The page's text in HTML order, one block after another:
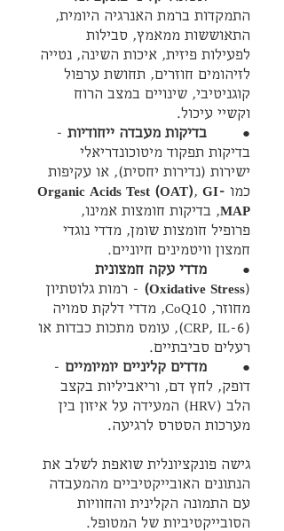
התמקדות ברמת האנרגיה היומית,
התאוששות ממאמץ, סבילות
לפעילות פיזית, איכות השינה, נטייה
לזיהומים חוזרים, תחושת ערפול
קוגניטיבי, שינויים במצב הרוח
וקשיי עיכול.
● בדיקות מעבדה ייחודיות -
בדיקות תפקוד מיטוכונדריאלי
ישירות (נדירות יחסית), או עקיפות
כמו
Organic Acids Test (OAT), GI-
MAP, בדיקות חומצות אמינו,
פרופיל חומצות שומן, מדדי נוגדי
חמצון וויטמינים חיוניים.
● מדדי עקה חמצונית
(
Oxidative Stress)
- רמות גלוטתיון
מחוזר, CoQ10, מדדי דלקת סמויה
(CRP, IL-6), עומס מתכות כבדות או
רעלים סביבתיים.
●
מדדים קליניים יומיומיים -
דופק, לחץ דם, וריאביליות בקצב
הלב (HRV) המעידה על איזון בין
מערכות הסטרס לרגיעה.
גישה פונקציונלית שואפת לשלב את
הנתונים האובייקטיביים מהמעבדה
עם התמונה הקלינית והחוויות
הסובייקטיביות של המטופל.